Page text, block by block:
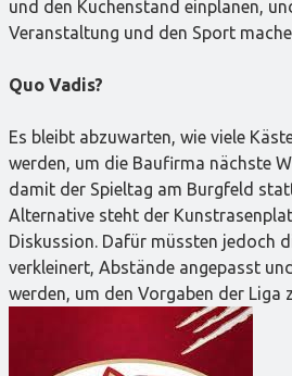
und den Kuchenstand einplanen,
Veranstaltung und den Sport
Quo Vadis?
Es bleibt abzuwarten, wie viele
werden, um die Baufirma nächste
damit der Spieltag am Burgfeld
Alternative steht der
Diskussion. Dafür müssten jedoch
verkleinert, Abstände angepasst
werden, um den Vorgaben der Liga